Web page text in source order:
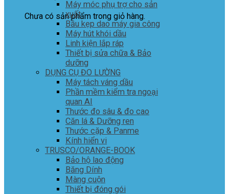
Chưa có sản phẩm trong giỏ hàng.
Máy móc phụ trợ cho sản
xuất
Bầu kẹp dao máy gia công
Máy hút khói dầu
Linh kiện lắp ráp
Thiết bị sửa chữa & Bảo
dưỡng
DỤNG CỤ ĐO LƯỜNG
Máy tách váng dầu
Phần mềm kiểm tra ngoại
quan AI
Thước đo sâu & đo cao
Căn lá & Dưỡng ren
Thước cặp & Panme
Kính hiển vi
TRUSCO/ORANGE-BOOK
Bảo hộ lao động
Băng Dính
Màng cuộn
Thiết bị đóng gói